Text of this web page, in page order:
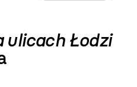
ulicach Łodzi